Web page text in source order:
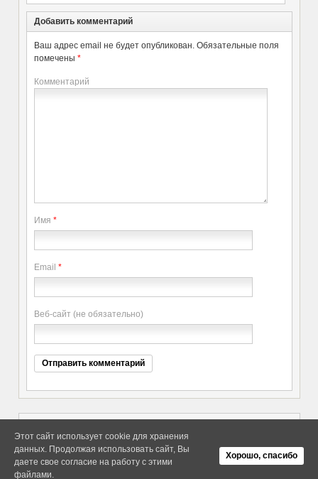
Добавить комментарий
Ваш адрес email не будет опубликован. Обязательные поля
помечены *
Комментарий
Имя *
Email *
Веб-сайт (не обязательно)
Об Arras WordPress Theme
Copyright elitethings. All Rights
Reserved.
Этот сайт использует cookie для хранения
данных. Продолжая использовать сайт, Вы
даете свое согласие на работу с этими
файлами.
Хорошо, спасибо